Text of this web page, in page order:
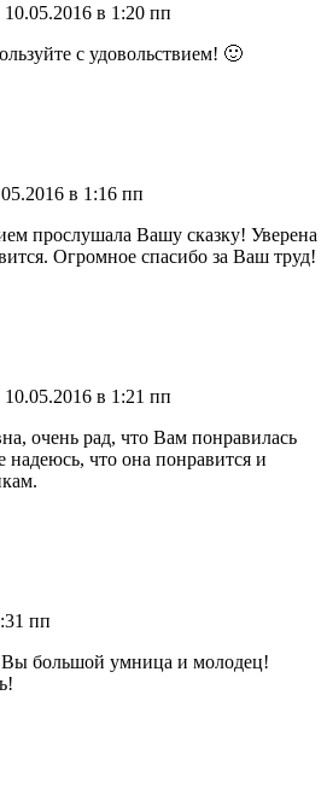
10.05.2016 в 1:20 пп
с удовольствием! 🙂
в 1:16 пп
прослушала Вашу сказку! Уверена
Огромное спасибо за Ваш труд!
10.05.2016 в 1:21 пп
очень рад, что Вам понравилась
надеюсь, что она понравится и
пп
большой умница и молодец!